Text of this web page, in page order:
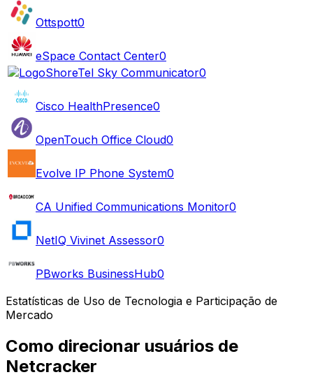
Ottspott0
eSpace Contact Center0
ShoreTel Sky Communicator0
Cisco HealthPresence0
OpenTouch Office Cloud0
Evolve IP Phone System0
CA Unified Communications Monitor0
NetIQ Vivinet Assessor0
PBworks BusinessHub0
Estatísticas de Uso de Tecnologia e Participação de
Mercado
Como direcionar usuários de
Netcracker